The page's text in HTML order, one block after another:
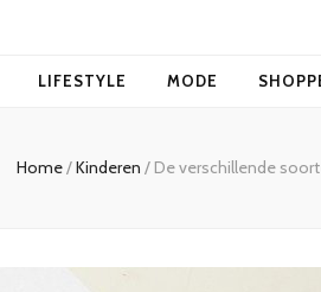
LIFESTYLE MODE
Home/Kinderen / De verschillende